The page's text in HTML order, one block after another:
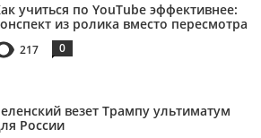
учиться по YouTube эффективнее:
из ролика вместо пересмотра
217 0
везет Трампу ультиматум
России